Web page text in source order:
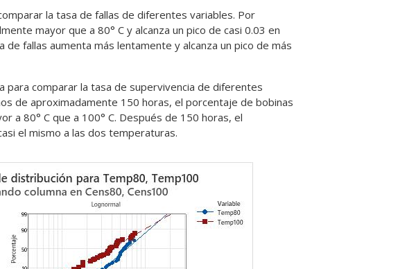
la tasa de fallas de diferentes variables. Por
mayor que a 80° C y alcanza un pico de casi 0.03 en
de fallas aumenta más lentamente y alcanza un pico de más
para comparar la tasa de supervivencia de diferentes
de aproximadamente 150 horas, el porcentaje de bobinas
a 80° C que a 100° C. Después de 150 horas, el
el mismo a las dos temperaturas.